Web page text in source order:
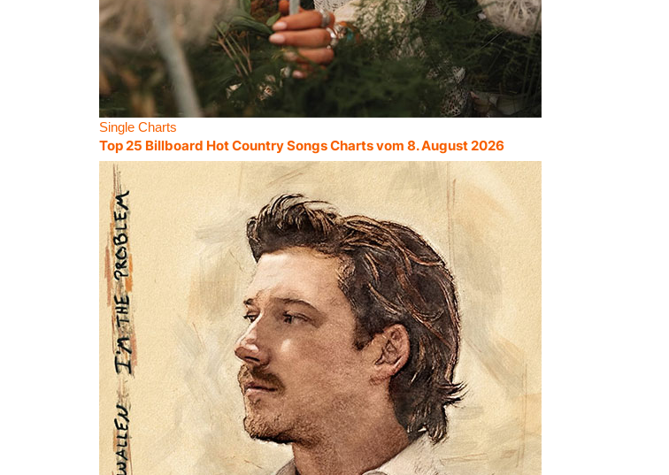
Single Charts
Top 25 Billboard Hot Country Songs Charts vom 8. August 2026